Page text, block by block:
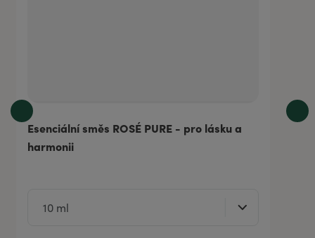
Esenciální směs ROSÉ PURE - pro lásku a
harmonii